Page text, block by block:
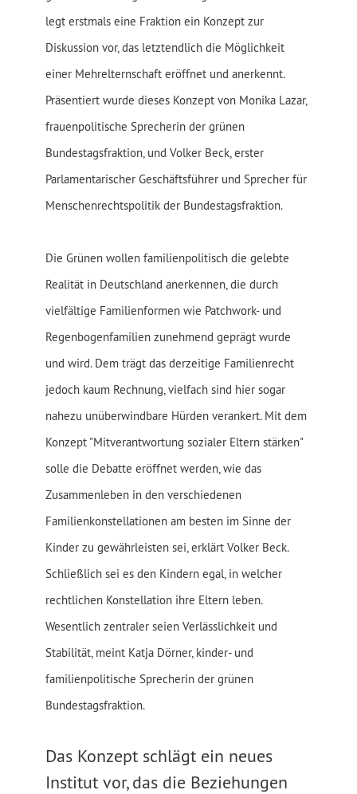
legt erstmals eine Fraktion ein Konzept zur
Diskussion vor, das letztendlich die Möglichkeit
einer Mehrelternschaft eröffnet und anerkennt.
Präsentiert wurde dieses Konzept von Monika Lazar,
frauenpolitische Sprecherin der grünen
Bundestagsfraktion, und Volker Beck, erster
Parlamentarischer Geschäftsführer und Sprecher für
Menschenrechtspolitik der Bundestagsfraktion.
Die Grünen wollen familienpolitisch die gelebte
Realität in Deutschland anerkennen, die durch
vielfältige Familienformen wie Patchwork- und
Regenbogenfamilien zunehmend geprägt wurde
und wird. Dem trägt das derzeitige Familienrecht
jedoch kaum Rechnung, vielfach sind hier sogar
nahezu unüberwindbare Hürden verankert. Mit dem
Konzept "Mitverantwortung sozialer Eltern stärken"
solle die Debatte eröffnet werden, wie das
Zusammenleben in den verschiedenen
Familienkonstellationen am besten im Sinne der
Kinder zu gewährleisten sei, erklärt Volker Beck.
Schließlich sei es den Kindern egal, in welcher
rechtlichen Konstellation ihre Eltern leben.
Wesentlich zentraler seien Verlässlichkeit und
Stabilität, meint Katja Dörner, kinder- und
familienpolitische Sprecherin der grünen
Bundestagsfraktion.
Das Konzept schlägt ein neues
Institut vor, das die Beziehungen